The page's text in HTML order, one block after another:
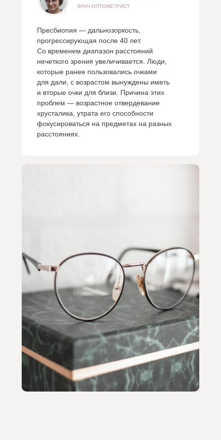
Пресбиопия — дальнозоркость,
прогрессирующая после 40 лет.
Со временем диапазон расстояний
нечеткого зрения увеличивается. Люди,
которые ранее пользовались очками
для дали, с возрастом вынуждены иметь
и вторые очки для близи. Причина этих
проблем — возрастное отвердевание
хрусталика, утрата его способности
фокусироваться на предметах на разных
расстояниях.
ВРАЧ-ОПТОМЕТРИСТ